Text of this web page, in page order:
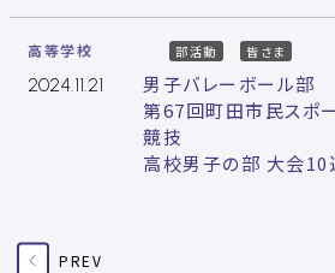
高等学校 部活動 皆さま
2024.11.21
男子バレーボール部
第67回町田市民スポ
競技
高校男子の部 大会10
PREV